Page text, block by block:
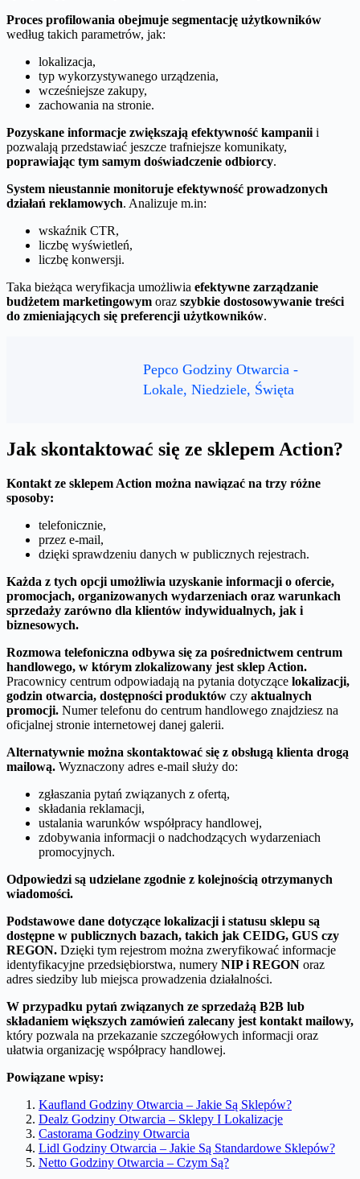
Proces profilowania obejmuje segmentację użytkowników
według takich parametrów, jak:
lokalizacja,
typ wykorzystywanego urządzenia,
wcześniejsze zakupy,
zachowania na stronie.
Pozyskane informacje zwiększają efektywność kampanii i
pozwalają przedstawiać jeszcze trafniejsze komunikaty,
poprawiając tym samym doświadczenie odbiorcy.
System nieustannie monitoruje efektywność prowadzonych
działań reklamowych. Analizuje m.in:
wskaźnik CTR,
liczbę wyświetleń,
liczbę konwersji.
Taka bieżąca weryfikacja umożliwia efektywne zarządzanie
budżetem marketingowym oraz szybkie dostosowywanie treści
do zmieniających się preferencji użytkowników.
Pepco Godziny Otwarcia -
Lokale, Niedziele, Święta
Jak skontaktować się ze sklepem Action?
Kontakt ze sklepem Action można nawiązać na trzy różne
sposoby:
telefonicznie,
przez e-mail,
dzięki sprawdzeniu danych w publicznych rejestrach.
Każda z tych opcji umożliwia uzyskanie informacji o ofercie,
promocjach, organizowanych wydarzeniach oraz warunkach
sprzedaży zarówno dla klientów indywidualnych, jak i
biznesowych.
Rozmowa telefoniczna odbywa się za pośrednictwem centrum
handlowego, w którym zlokalizowany jest sklep Action.
Pracownicy centrum odpowiadają na pytania dotyczące lokalizacji,
godzin otwarcia, dostępności produktów czy aktualnych
promocji. Numer telefonu do centrum handlowego znajdziesz na
oficjalnej stronie internetowej danej galerii.
Alternatywnie można skontaktować się z obsługą klienta drogą
mailową. Wyznaczony adres e-mail służy do:
zgłaszania pytań związanych z ofertą,
składania reklamacji,
ustalania warunków współpracy handlowej,
zdobywania informacji o nadchodzących wydarzeniach
promocyjnych.
Odpowiedzi są udzielane zgodnie z kolejnością otrzymanych
wiadomości.
Podstawowe dane dotyczące lokalizacji i statusu sklepu są
dostępne w publicznych bazach, takich jak CEIDG, GUS czy
REGON. Dzięki tym rejestrom można zweryfikować informacje
identyfikacyjne przedsiębiorstwa, numery NIP i REGON oraz
adres siedziby lub miejsca prowadzenia działalności.
W przypadku pytań związanych ze sprzedażą B2B lub
składaniem większych zamówień zalecany jest kontakt mailowy,
który pozwala na przekazanie szczegółowych informacji oraz
ułatwia organizację współpracy handlowej.
Powiązane wpisy:
Kaufland Godziny Otwarcia – Jakie Są Sklepów?
Dealz Godziny Otwarcia – Sklepy I Lokalizacje
Castorama Godziny Otwarcia
Lidl Godziny Otwarcia – Jakie Są Standardowe Sklepów?
Netto Godziny Otwarcia – Czym Są?